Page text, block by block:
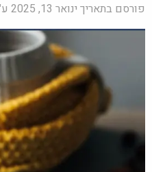
פורסם בתאריך ינואר 13, 2025 ע"י